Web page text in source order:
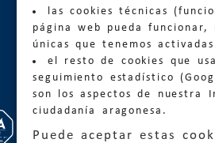
las cookies técnicas
página web pueda
únicas que tenemos
el resto de cookies que
seguimiento estadístico
son los aspectos de nuestra
ciudadanía aragonesa.
Puede aceptar estas
Información
Teléfonos: 900